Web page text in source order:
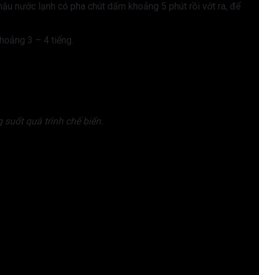
nước lạnh có pha chút dấm khoảng 5 phút rồi vớt ra, để
3 – 4 tiếng.
suốt quá trình chế biến.